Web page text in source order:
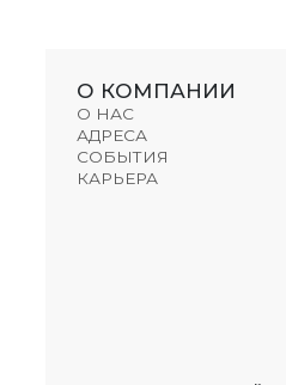
О КОМПАНИИ
О НАС
АДРЕСА
СОБЫТИЯ
КАРЬЕРА